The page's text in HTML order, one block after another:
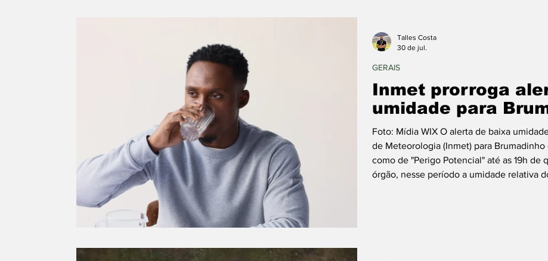
Inmet prorroga
umidade para
Foto: Mídia WIX O alerta de baixa
de Meteorologia (Inmet) para
como de "Perigo Potencial" até as 19h
órgão, nesse período a umidade relativa
GERAIS
Talles Costa
30 de jul.